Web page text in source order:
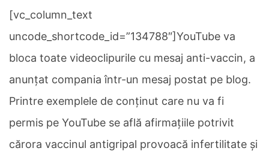
[vc_column_text
uncode_shortcode_id=”134788″]YouTube va
bloca toate videoclipurile cu mesaj anti-vaccin, a
anunțat compania într-un mesaj postat pe blog.
Printre exemplele de conținut care nu va fi
permis pe YouTube se află afirmațiile potrivit
cărora vaccinul antigripal provoacă infertilitate și